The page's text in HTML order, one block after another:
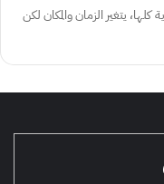
يتغير الزمان والمكان لكن